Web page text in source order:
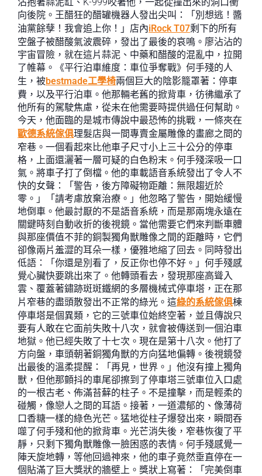
向後院。王醋狂的醋罐機器人發出尖叫：「別想逃！醬
油黨餘孽！我會追上你！」店內iRock T07剩下的所有
空盤子被醋酸氣波震碎，發出了最後的哀鳴。廖沾沾的
宇宙冒險，就在這片蒜泥、中藥和醋酸的混亂中，拉開
了帷幕。《平行泊車維度：車位爭奪戰》何手殘的人
生，被bestmade工學椅兩個巨大的陰影籠罩著：停車
費，以及平行泊車。他那輛老舊的掀背車，彷彿繼承了
他所有的駕駛焦慮，從未在他需要時提供過任何幫助。
今天，他面臨的是城市傳說中最恐怖的挑戰，一條夾在
歐德系統傢俱理髮店與一間專賣金屬雕像的畫廊之間的
窄巷。一個看起來比他車子尺寸小上三十公分的停車
格，上面還灑著一層可疑的白色粉末。何手殘深吸一口
氣。將車子打了倒檔。他的車載語音系統發出了令人不
快的女聲：「警告，後方障礙物距離：無限趨近於
零。」「請考慮放棄治療。」他忽略了警告，開始緩慢
地倒車。他最討厭的不是語音系統，而是那兩塊永遠在
關鍵時刻自動收折的後視鏡。當他需要它們來判斷車體
與那座價值不菲的銅製獨角獸雕像之間的距離時，它們
卻像兩片羞澀的耳朵一樣，優雅地縮了回去。同時發出
低語：「你還是別看了，反正你也停不好。」何手殘感
覺心臟快要跳出來了。他轉頭看去，發現那座高聳入
雲、覆蓋著鏽跡斑斑鐵網的多層機械式停車塔，正在那
片窄巷的盡頭散發出不正常的綠光。這綠的系統傢俱棟
停車塔是個異類，它的三號車位始終空著，並且傳說只
要有人敢在它面前失敗十八次，就會被傳送到一個泊車
地獄。他已經失敗了十七次。現在是第十八次。他打了
方向盤，車頭朝著銅獨角獸的方向猛地偏轉。後視鏡發
出最後的溫柔提醒：「再見，世界。」他沒有撞上獨角
獸，但他那顫抖的車尾卻擦到了停車塔三號車位入口處
的一根古老、佈滿苔蘚的柱子。不是撞擊，而是輕柔的
碰觸，像戀人之間的耳語。接著，一道濃郁的、像薄荷
口香糖一樣的綠色光芒。猛地從柱子爆發出來，瞬間吞
噬了何手殘和他的掀背車。光芒消失後，窄巷恢復了平
靜，只剩下獨角獸雕像一臉困惑的表情。何手殘感覺一
陣天旋地轉，等他回過神來，他的車子竟然垂直停在一
個貼滿了巨大獎狀的牆壁上。獎狀上寫著：「完美倒車